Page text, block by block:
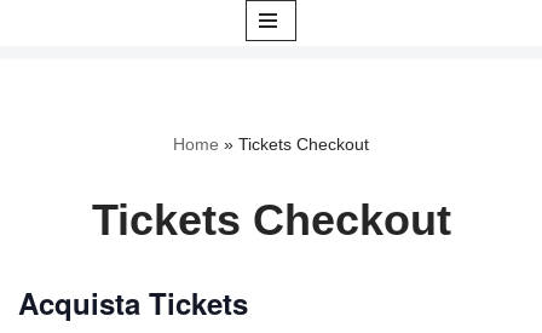
Home » Tickets Checkout
Tickets Checkout
Acquista Tickets